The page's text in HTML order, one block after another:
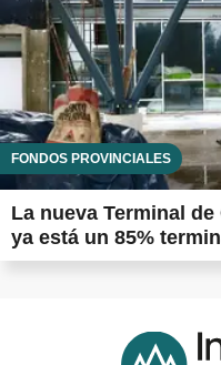
FONDOS PROVINCIALES
La nueva Terminal
ya está un 85%